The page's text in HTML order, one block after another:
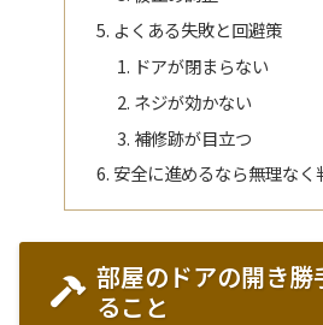
よくある失敗と回避策
ドアが閉まらない
ネジが効かない
補修跡が目立つ
安全に進めるなら無理なく
部屋のドアの開き勝
ること